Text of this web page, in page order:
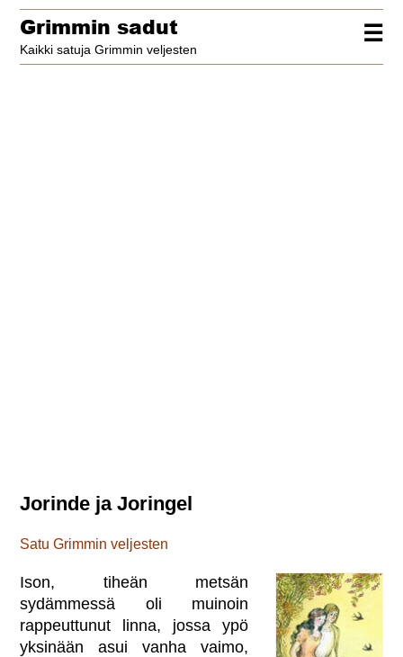
☰
Grimmin sadut
Kaikki satuja Grimmin veljesten
Jorinde ja Joringel
Satu Grimmin veljesten
Ison, tiheän metsän
sydämmessä oli muinoin
rappeuttunut linna, jossa ypö
yksinään asui vanha vaimo,